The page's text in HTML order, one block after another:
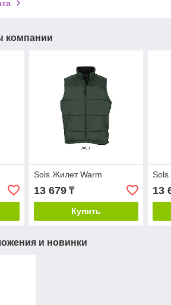
компании
Sols Жилет Warm
13 679₸
Купить
13
и новинки